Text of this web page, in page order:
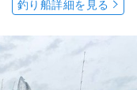
釣り船詳細を見る